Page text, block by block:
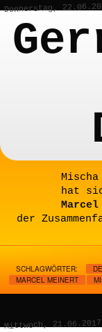
Donnerstag,
hat
der
SCHLAGWÖRTER:
MARCEL MEINERT
Mittwoch, 21.06.2017